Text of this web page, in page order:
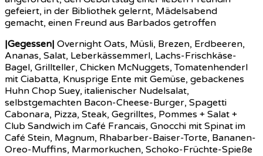
gefeiert, in der Bibliothek gelernt, Mädelsabend
gemacht, einen Freund aus Barbados getroffen
|Gegessen| Overnight Oats, Müsli, Brezen, Erdbeeren,
Ananas, Salat, Leberkässemmerl, Lachs-Frischkäse-
Bagel, Grillteller, Chicken McNuggets, Tomatenhenderl
mit Ciabatta, Knusprige Ente mit Gemüse, gebackenes
Huhn Chop Suey, italienischer Nudelsalat,
selbstgemachten Bacon-Cheese-Burger, Spagetti
Cabonara, Pizza, Steak, Gegrilltes, Pommes + Salat +
Club Sandwich im Café Francais, Gnocchi mit Spinat im
Café Stein, Magnum, Rhabarber-Baiser-Torte, Bananen-
Oreo-Muffins, Marmorkuchen, Schoko-Früchte-Spieße